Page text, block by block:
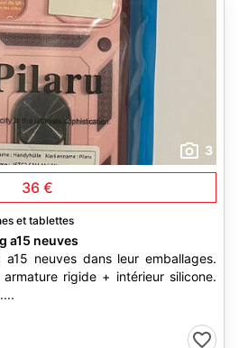
3
36 €
et tablettes
a15 neuves
neuves dans leur emballages.
rigide + intérieur silicone.